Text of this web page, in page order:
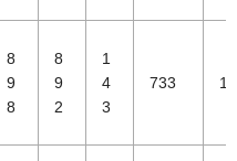
8
9
8
8
9
2
1
4
3
733 16